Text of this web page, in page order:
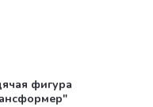
фигура